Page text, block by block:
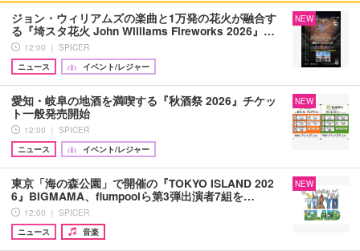
ジョン・ウィリアムズの楽曲と1万発の花火が融合す
る『埼スタ花火 John Williams Fireworks 2026』…
12:00 ｜ SPICER
ニュース
イベント/レジャー
NEW
愛知・岐阜の地酒を満喫する『秋酒祭 2026』チケッ
ト一般発売開始
12:00 ｜ SPICER
ニュース
イベント/レジャー
NEW
東京「海の森公園」で開催の『TOKYO ISLAND 202
6』BIGMAMA、flumpoolら第3弾出演者7組を…
12:00 ｜ SPICER
ニュース
音楽
NEW